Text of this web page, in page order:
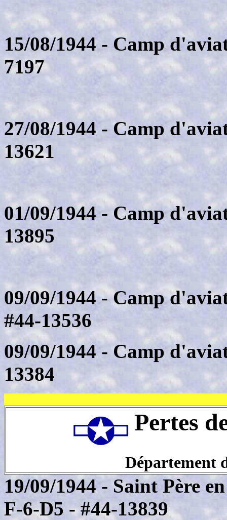
15/08/1944 - Camp
7197
27/08/1944 - Camp
13621
01/09/1944 - Camp
13895
09/09/1944 - Camp
#44-13536
09/09/1944 - Camp
13384
Pertes
Département
19/09/1944 - Saint Père
F-6-D5 - #44-13839